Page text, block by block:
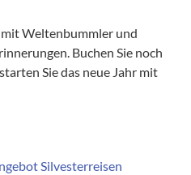
mit Weltenbummler und
Buchen Sie noch
Sie das neue Jahr mit
Silvesterreisen